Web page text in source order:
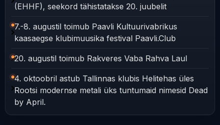
(EHHF), seekord tähistatakse 20. juubelit
7.-8. augustil toimub Paavli Kultuurivabrikus
kaasaegse klubimuusika festival Paavli.Club
20. augustil toimub Rakveres Vaba Rahva Laul
4. oktoobril astub Tallinnas klubis Helitehas üles
Rootsi modernse metali üks tuntumaid nimesid Dead
by April.